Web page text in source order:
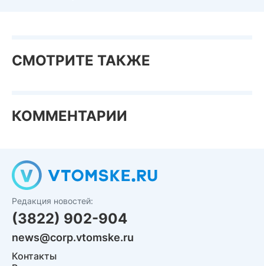
СМОТРИТЕ ТАКЖЕ
КОММЕНТАРИИ
Редакция новостей:
(3822) 902-904
news@corp.vtomske.ru
Контакты